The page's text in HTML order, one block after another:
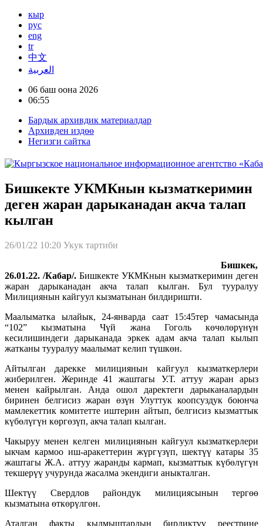
кыр
рус
eng
tr
中文
العربية
06 баш оона 2026
06:55
Бардык архивдик материалдар
Архивден издөө
Негизги сайтка
Бишкекте УКМКнын кызматкеримин
деген жаран дарыканадан акча талап
кылган
26/01/22 10:20 Укук тартиби
Бишкек,
26.01.22. /Кабар/. Бишкекте УКМКнын кызматкеримин деген
жаран дарыканадан акча талап кылган. Бул тууралуу
Милициянын кайгуул кызматынан билдиришти.
Маалыматка ылайык, 24-январда саат 15:45тер чамасында
“102” кызматына Чүй жана Гоголь көчөлөрүнүн
кесилишиндеги дарыканада эркек адам акча талап кылып
жатканы тууралуу маалымат келип түшкөн.
Айтылган дарекке милициянын кайгуул кызматкерлери
жиберилген. Жеринде 41 жаштагы У.Т. аттуу жаран арыз
менен кайрылган. Анда ошол даректеги дарыканалардын
биринен белгисиз жаран өзүн Улуттук коопсуздук боюнча
мамлекеттик комитетте иштерин айтып, белгисиз кызматтык
күбөлүгүн көргөзүп, акча талап кылган.
Чакыруу менен келген милициянын кайгуул кызматкерлери
ыкчам кармоо иш-аракеттерин жүргүзүп, шектүү катары 35
жаштагы Ж.А. аттуу жаранды кармап, кызматтык күбөлүгүн
текшерүү учурунда жасалма экендиги аныкталган.
Шектүү Свердлов райондук милициясынын тергөө
кызматына өткөрүлгөн.
Аталган факты кылмыштардын бирдиктүү реестрине